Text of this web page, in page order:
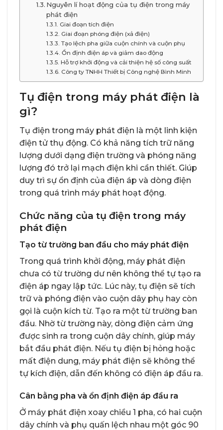
Nguyên lí hoạt động của tụ điện trong máy
phát điện
Giai đoạn tích điện
Giai đoạn phóng điện (xả điện)
Tạo lệch pha giữa cuộn chính và cuộn phụ
Ổn định điện áp và giảm dao động
Hỗ trợ khởi động và cải thiện hệ số công suất
Công ty TNHH Thiết bị Công nghệ Bình Minh
Tụ điện trong máy phát điện là
gì?
Tụ điện trong máy phát điện là một linh kiện
điện tử thụ động. Có khả năng tích trữ năng
lượng dưới dạng điện trường và phóng năng
lượng đó trở lại mạch điện khi cần thiết. Giúp
duy trì sự ổn định của điện áp và dòng điện
trong quá trình máy phát hoạt động.
Chức năng của tụ điện trong máy
phát điện
Tạo từ trường ban đầu cho máy phát điện
Trong quá trình khởi động, máy phát điện
chưa có từ trường dư nên không thể tự tạo ra
điện áp ngay lập tức. Lúc này, tụ điện sẽ tích
trữ và phóng điện vào cuộn dây phụ hay còn
gọi là cuộn kích từ. Tạo ra một từ trường ban
đầu. Nhờ từ trường này, dòng điện cảm ứng
được sinh ra trong cuộn dây chính, giúp máy
bắt đầu phát điện. Nếu tụ điện bị hỏng hoặc
mất điện dung, máy phát điện sẽ không thể
tự kích điện, dẫn đến không có điện áp đầu ra.
Cân bằng pha và ổn định điện áp đầu ra
Ở máy phát điện xoay chiều 1 pha, có hai cuộn
dây chính và phụ quấn lệch nhau một góc 90